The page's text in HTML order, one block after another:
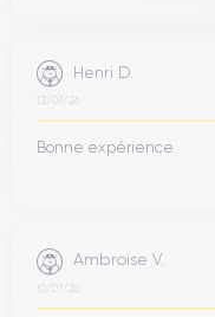
Henri D.
12/07/26
Bonne expérience
Ambroise V.
10/07/26